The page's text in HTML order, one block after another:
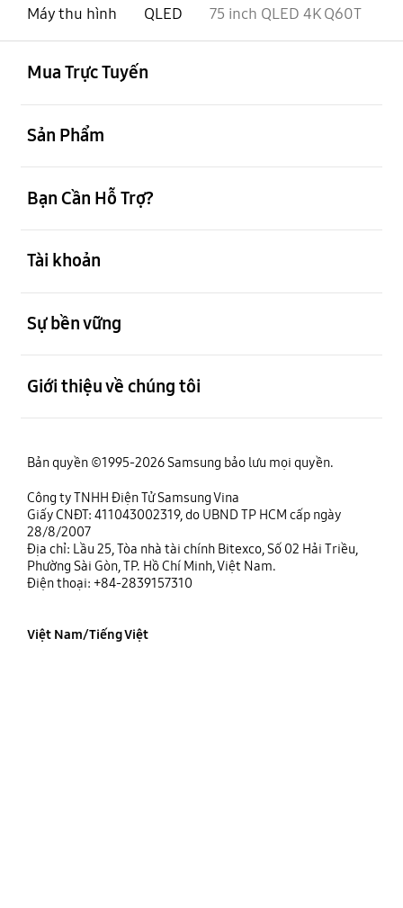
Máy thu hình
QLED 75 inch QLED 4K Q60T
Mua Trực Tuyến
Sản Phẩm
Bạn Cần Hỗ Trợ?
Tài khoản
Sự bền vững
Giới thiệu về chúng tôi
Bản quyền ©1995-2026 Samsung bảo lưu mọi quyền.
Công ty TNHH Điện Tử Samsung Vina
Giấy CNĐT: 411043002319, do UBND TP HCM cấp ngày
28/8/2007
Địa chỉ: Lầu 25, Tòa nhà tài chính Bitexco, Số 02 Hải Triều,
Phường Sài Gòn, TP. Hồ Chí Minh, Việt Nam.
Điện thoại: +84-2839157310
Việt Nam/Tiếng Việt